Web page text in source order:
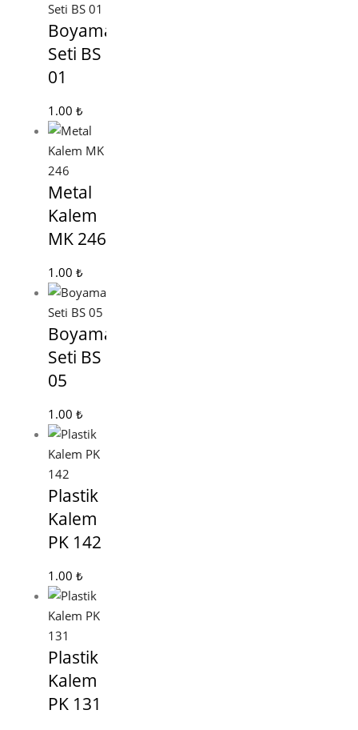
Boyama
Seti BS
01
1.00 ₺
Metal
Kalem
MK 246
1.00 ₺
Boyama
Seti BS
05
1.00 ₺
Plastik
Kalem
PK 142
1.00 ₺
Plastik
Kalem
PK 131